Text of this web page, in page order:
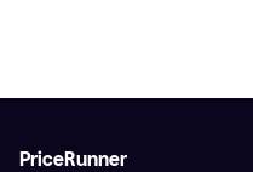
PriceRunner